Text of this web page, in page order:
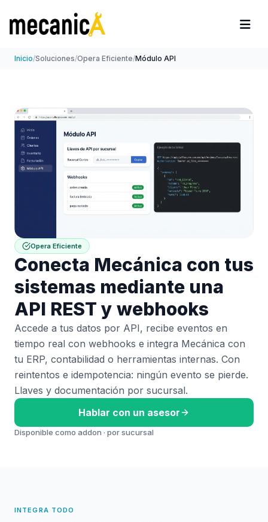
Inicio/Soluciones/Opera Eficiente/Módulo API
Opera Eficiente
Conecta Mecánica con tus
sistemas mediante una
API REST y webhooks
Accede a tus datos por API, recibe eventos en
tiempo real con webhooks e integra Mecánica con
tu ERP, contabilidad o herramientas internas. Con
reintentos e idempotencia: ningún evento se pierde.
Llaves y documentación por sucursal.
Hablar con un asesor
Disponible como addon · por sucursal
INTEGRA TODO